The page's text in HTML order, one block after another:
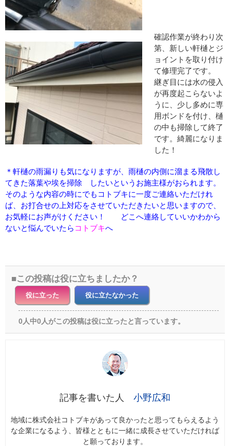
確認作業が終わり次
第、新しい軒樋とジ
ョイントを取り付け
て修理完了です。
継ぎ目には水の侵入
が再度起こらないよ
うに、少し多めに専
用ボンドを付け、樋
の中も掃除して終了
です。綺麗になりま
した！
＊軒樋の雨漏りも気になりますが、雨樋の内側に溜まる飛散し
てきた落葉や埃を掃除 したいというお施主様がおられます。
そのような内容の時にでもコトブキに一度ご連絡いただけれ
ば、お打合せの上対応をさせていただきたいと思いますので、
お気軽にお声がけください！ どこへ連絡していいかわから
ないと悩んでいたら コトブキへ
この投稿は役に立ちましたか？
役に立った 役に立たなかった
0人中0人がこの投稿は役に立ったと言っています。
小野広和
地域に株式会社コトブキがあって良かったと思ってもらえるよう
な企業になるよう、皆様とともに一緒に成長させていただければ
と願っております。